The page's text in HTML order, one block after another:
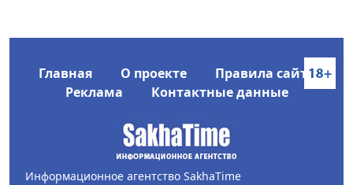
Главная О проекте
Правила сайта
Реклама
Контактные данные
Информационное агентство SakhaTime